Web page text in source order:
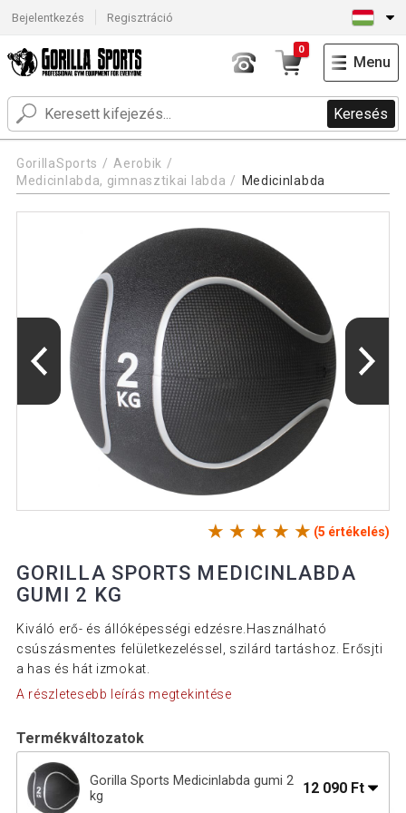
Bejelentkezés Regisztráció
Keresés
0
Menu
GorillaSports
Aerobik
Medicinlabda, gimnasztikai labda
Medicinlabda
(5 értékelés)
GORILLA SPORTS MEDICINLABDA
GUMI 2 KG
Kiváló erő- és állóképességi edzésre.Használható
csúszásmentes felületkezeléssel, szilárd tartáshoz. Erősjti
a has és hát izmokat.
A részletesebb leírás megtekintése
Termékváltozatok
Gorilla Sports Medicinlabda gumi 2
kg
12 090 Ft